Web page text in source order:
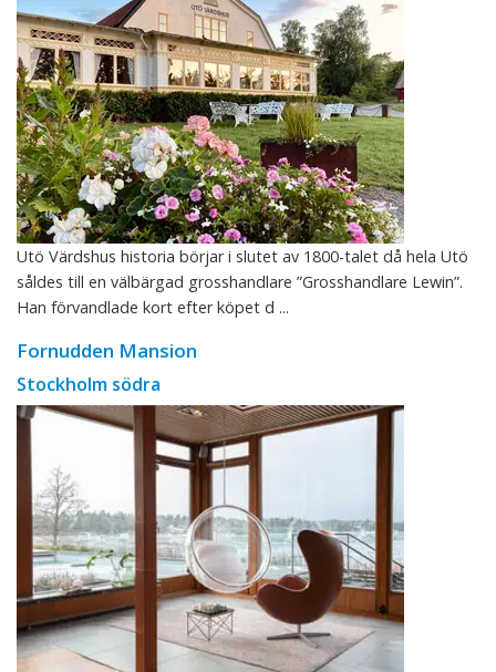
Utö Värdshus historia börjar i slutet av 1800-talet då hela Utö
såldes till en välbärgad grosshandlare ”Grosshandlare Lewin”.
Han förvandlade kort efter köpet d ...
Fornudden Mansion
Stockholm södra